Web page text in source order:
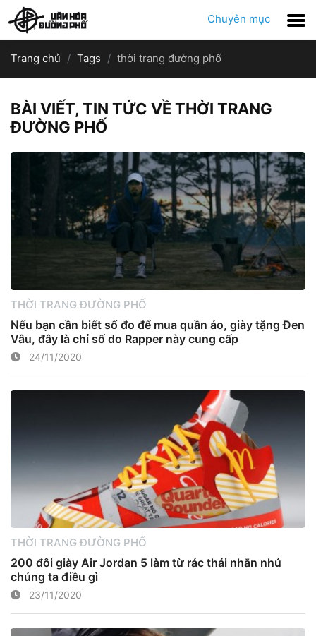
Chuyên mục
Trang chủ Tags thời trang đường phố
BÀI VIẾT, TIN TỨC VỀ THỜI TRANG
ĐƯỜNG PHỐ
THỜI TRANG ĐƯỜNG PHỐ
Nếu bạn cần biết số đo để mua quần áo, giày tặng Đen
Vâu, đây là chỉ số do Rapper này cung cấp
24/11/2020
THỜI TRANG ĐƯỜNG PHỐ
200 đôi giày Air Jordan 5 làm từ rác thải nhắn nhủ
chúng ta điều gì
23/11/2020